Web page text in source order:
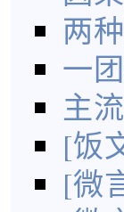
两
一
主
[饭
[微